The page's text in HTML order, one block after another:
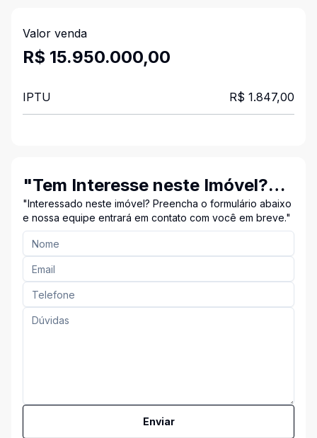
Valor venda
R$ 15.950.000,00
IPTU R$ 1.847,00
"Tem Interesse neste Imóvel?
Entre em Contato Conosco!"
"Interessado neste imóvel? Preencha o formulário abaixo
e nossa equipe entrará em contato com você em breve."
Enviar